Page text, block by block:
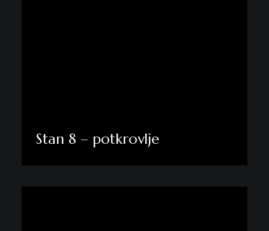
Stan 8 – potkrovlje
Pogledaj više